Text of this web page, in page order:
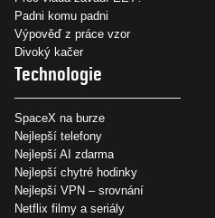
Padni komu padni
Výpověď z práce vzor
Divoký kačer
Technologie
SpaceX na burze
Nejlepší telefony
Nejlepší AI zdarma
Nejlepší chytré hodinky
Nejlepší VPN – srovnání
Netflix filmy a seriály